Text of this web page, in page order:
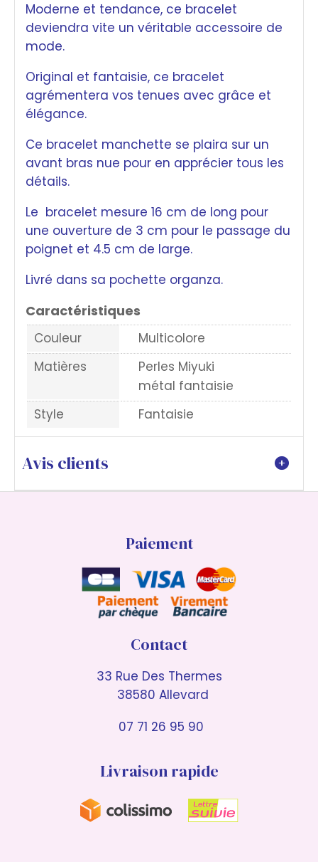
Moderne et tendance, ce bracelet
deviendra vite un véritable accessoire de
mode.
Original et fantaisie, ce bracelet
agrémentera vos tenues avec grâce et
élégance.
Ce bracelet manchette se plaira sur un
avant bras nue pour en apprécier tous les
détails.
Le bracelet mesure 16 cm de long pour
une ouverture de 3 cm pour le passage du
poignet et 4.5 cm de large.
Livré dans sa pochette organza.
Caractéristiques
Couleur
Multicolore
Matières
Perles Miyuki
métal fantaisie
Style
Fantaisie
Avis clients
Paiement
Contact
33 Rue Des Thermes
38580 Allevard
07 71 26 95 90
Livraison rapide